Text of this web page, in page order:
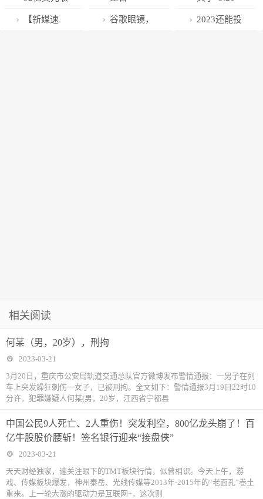
Is Back. This Sexist Ads to Business,
突破2000美 钩” | 钛媒体创
购，百年瑞信 ChatGPT，把 东航MU5735
【新媒速 谷歌眼镜， 2023还能投
相关阅读
何某（男，20岁），刑拘
2023-03-21
3月20日，重庆市公安局轨道交通总队官方微博发布警情通报：一男子在列
车上突发躁狂刺伤一女子，已被刑拘。全文如下：警情通报3月19日22时10
分许，犯罪嫌疑人何某(男，20岁，江西省宁都县
中国公民9人死亡、2人重伤！突发利空，800亿龙头崩了！百
亿牛股股价腰斩！签名银行迎来“接盘侠”
2023-03-21
天天财经独家，速关注眼下的TMT板块行情，似曾相识。今天上午，游
戏、传媒板块爆发，神州泰岳、光线传媒等2013年-2015年的“老面孔”卷土
重来。上一轮大涨的驱动力是互联网+，这次则